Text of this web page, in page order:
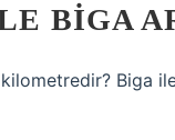
BIGA
Biga